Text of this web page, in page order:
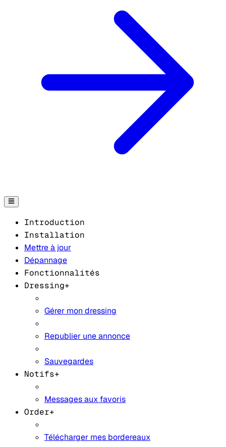
Introduction
Installation
Mettre à jour
Dépannage
Fonctionnalités
Dressing+
Gérer mon dressing
Republier une annonce
Sauvegardes
Notifs+
Messages aux favoris
Order+
Télécharger mes bordereaux